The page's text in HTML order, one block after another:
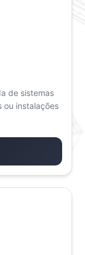
de sistemas
ou instalações